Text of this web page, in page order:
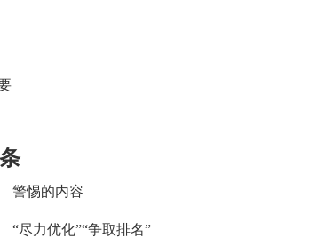
警惕的内容
“尽力优化”“争取排名”